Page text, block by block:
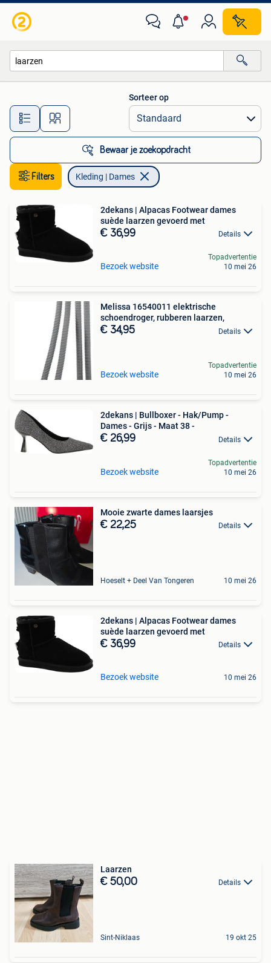
Alle afstanden…
Sorteer op
Bewaar je zoekopdracht
Filters Kleding | Dames
2dekans | Alpacas Footwear dames
suède laarzen gevoerd met
€ 36,99 Details
Bezoek website
Topadvertentie
10 mei 26
Melissa 16540011 elektrische
schoendroger, rubberen laarzen,
€ 34,95 Details
Bezoek website
Topadvertentie
10 mei 26
2dekans | Bullboxer - Hak/Pump -
Dames - Grijs - Maat 38 -
€ 26,99 Details
Bezoek website
Topadvertentie
10 mei 26
Mooie zwarte dames laarsjes
€ 22,25 Details
Hoeselt + Deel Van Tongeren 10 mei 26
2dekans | Alpacas Footwear dames
suède laarzen gevoerd met
€ 36,99 Details
Bezoek website 10 mei 26
Laarzen
€ 50,00 Details
Sint-Niklaas 19 okt 25